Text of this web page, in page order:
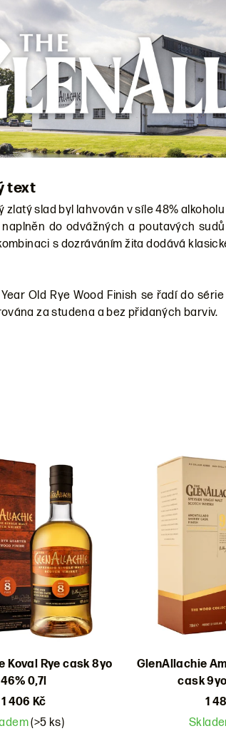
text
zlatý slad byl lahvován v síle 48%
do odvážných a poutavých
s dozráváním žita dodává
Old Rye Wood Finish se řadí do
za studena a bez přidaných barviv.
Koval Rye cask 8yo
46% 0,7l
1 406 Kč
(>5 ks)
GlenAllachie
cask
1